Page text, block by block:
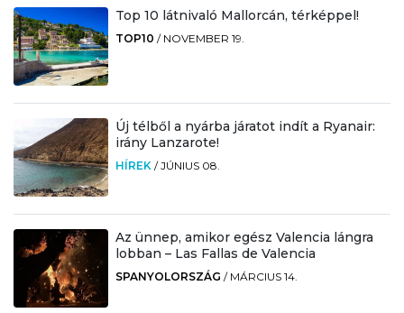
Top 10 látnivaló Mallorcán, térképpel!
TOP10 / NOVEMBER 19.
Új télből a nyárba járatot indít a Ryanair:
irány Lanzarote!
HÍREK /JÚNIUS 08.
Az ünnep, amikor egész Valencia lángra
lobban – Las Fallas de Valencia
SPANYOLORSZÁG / MÁRCIUS 14.